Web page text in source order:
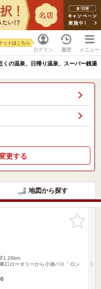
ログイン
ットはこちら
履歴 メニュー
くの温泉、日帰り温泉、スーパー銭湯
更する
地図から探す
お気に入
りに追加
1.26km
口ロータリーから小湊バス「ロン